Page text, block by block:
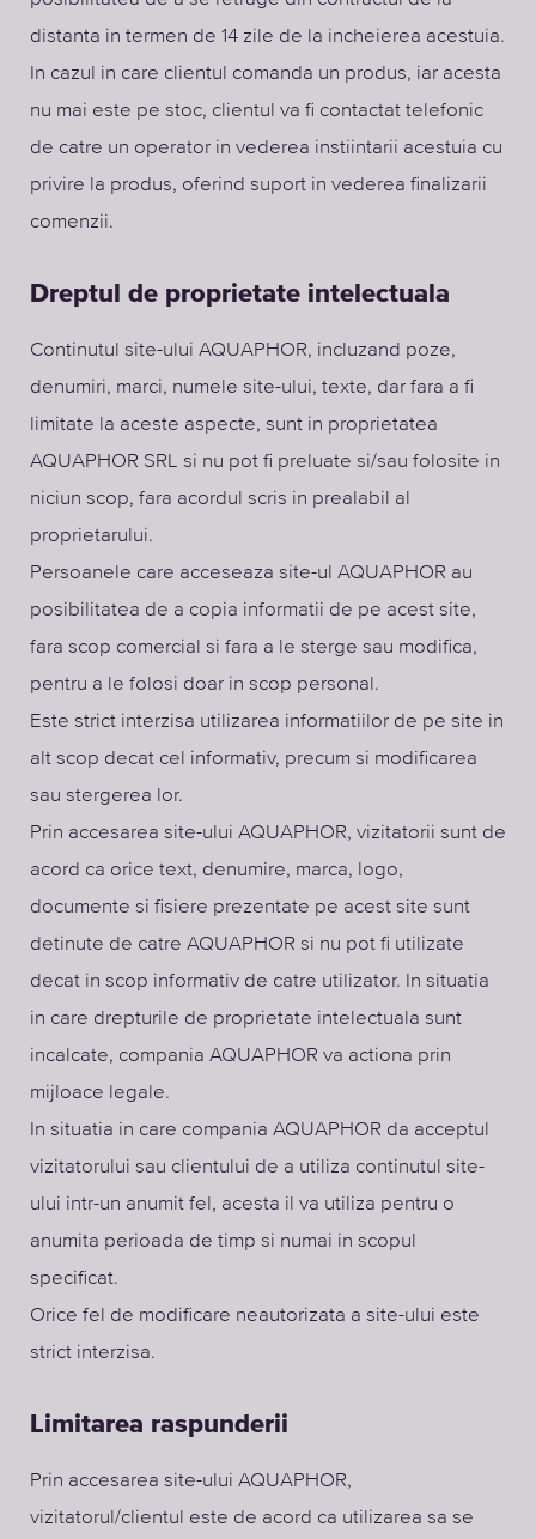
distanta in termen de 14 zile de la incheierea acestuia.
In cazul in care clientul comanda un produs, iar acesta
nu mai este pe stoc, clientul va fi contactat telefonic
de catre un operator in vederea instiintarii acestuia cu
privire la produs, oferind suport in vederea finalizarii
comenzii.
Dreptul de proprietate intelectuala
Continutul site-ului AQUAPHOR, incluzand poze,
denumiri, marci, numele site-ului, texte, dar fara a fi
limitate la aceste aspecte, sunt in proprietatea
AQUAPHOR SRL si nu pot fi preluate si/sau folosite in
niciun scop, fara acordul scris in prealabil al
proprietarului.
Persoanele care acceseaza site-ul AQUAPHOR au
posibilitatea de a copia informatii de pe acest site,
fara scop comercial si fara a le sterge sau modifica,
pentru a le folosi doar in scop personal.
Este strict interzisa utilizarea informatiilor de pe site in
alt scop decat cel informativ, precum si modificarea
sau stergerea lor.
Prin accesarea site-ului AQUAPHOR, vizitatorii sunt de
acord ca orice text, denumire, marca, logo,
documente si fisiere prezentate pe acest site sunt
detinute de catre AQUAPHOR si nu pot fi utilizate
decat in scop informativ de catre utilizator. In situatia
in care drepturile de proprietate intelectuala sunt
incalcate, compania AQUAPHOR va actiona prin
mijloace legale.
In situatia in care compania AQUAPHOR da acceptul
vizitatorului sau clientului de a utiliza continutul site-
ului intr-un anumit fel, acesta il va utiliza pentru o
anumita perioada de timp si numai in scopul
specificat.
Orice fel de modificare neautorizata a site-ului este
strict interzisa.
Limitarea raspunderii
Prin accesarea site-ului AQUAPHOR,
vizitatorul/clientul este de acord ca utilizarea sa se